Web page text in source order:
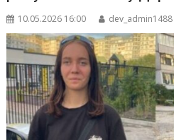
10.05.2026 16:00 dev_admin1488